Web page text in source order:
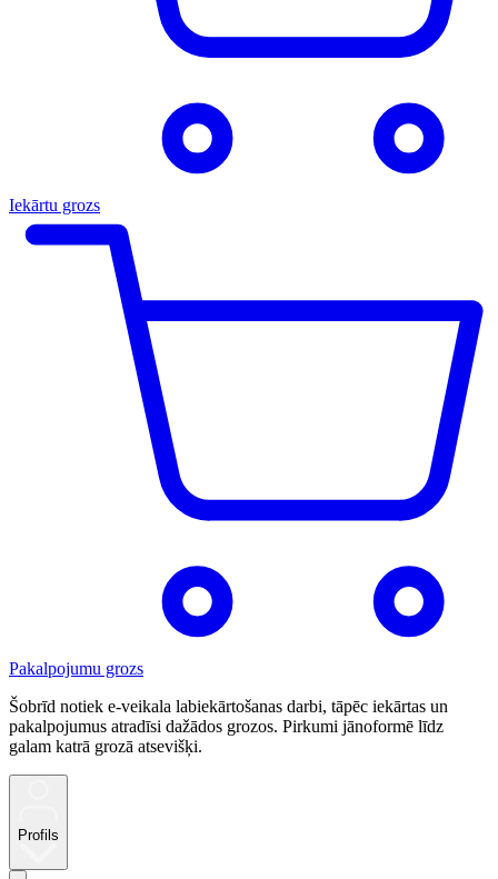
Iekārtu grozs
Pakalpojumu grozs
Šobrīd notiek e-veikala labiekārtošanas darbi, tāpēc iekārtas un
pakalpojumus atradīsi dažādos grozos. Pirkumi jānoformē līdz
galam katrā grozā atsevišķi.
Profils